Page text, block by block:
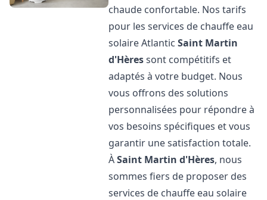
chaude confortable. Nos tarifs
pour les services de chauffe eau
solaire AtlanticSaint Martin
d'Hèressont compétitifs et
adaptés à votre budget. Nous
vous offrons des solutions
personnalisées pour répondre à
vos besoins spécifiques et vous
garantir une satisfaction totale.
ÀSaint Martin d'Hères, nous
sommes fiers de proposer des
services de chauffe eau solaire